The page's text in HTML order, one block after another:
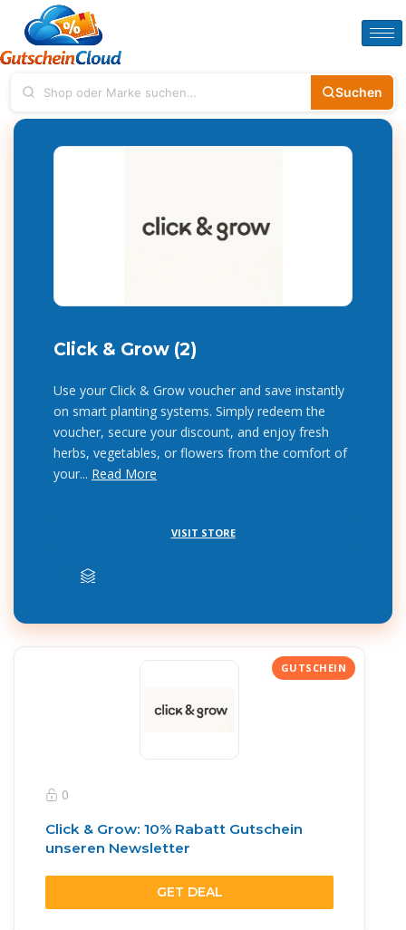
Suchen
Click & Grow (2)
Use your Click & Grow voucher and save instantly
on smart planting systems. Simply redeem the
voucher, secure your discount, and enjoy fresh
herbs, vegetables, or flowers from the comfort of
your... Read More
VISIT STORE
0
Click & Grow: 10% Rabatt Gutschein
unseren Newsletter
GET DEAL